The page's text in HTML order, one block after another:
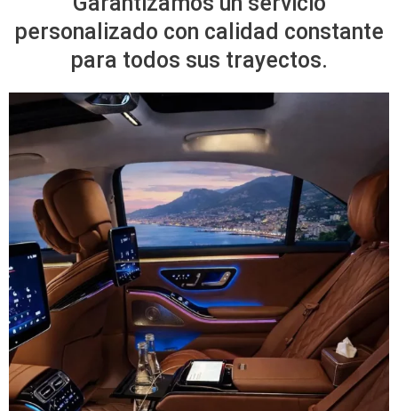
personalizado con calidad constante
para todos sus trayectos.